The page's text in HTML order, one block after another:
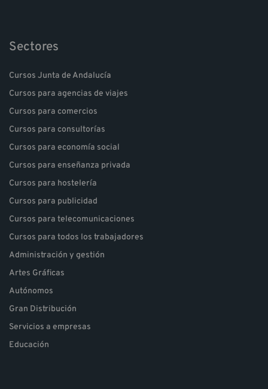
Sectores
Cursos Junta de Andalucía
Cursos para agencias de viajes
Cursos para comercios
Cursos para consultorías
Cursos para economía social
Cursos para enseñanza privada
Cursos para hostelería
Cursos para publicidad
Cursos para telecomunicaciones
Cursos para todos los trabajadores
Administración y gestión
Artes Gráficas
Autónomos
Gran Distribución
Servicios a empresas
Educación